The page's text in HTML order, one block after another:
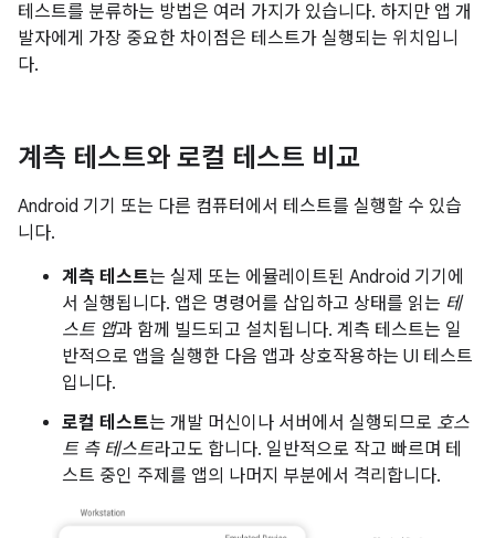
테스트를 분류하는 방법은 여러 가지가 있습니다. 하지만 앱 개
발자에게 가장 중요한 차이점은 테스트가 실행되는 위치입니
다.
계측 테스트와 로컬 테스트 비교
Android 기기 또는 다른 컴퓨터에서 테스트를 실행할 수 있습
니다.
계측 테스트는 실제 또는 에뮬레이트된 Android 기기에
서 실행됩니다. 앱은 명령어를 삽입하고 상태를 읽는 테
스트 앱과 함께 빌드되고 설치됩니다. 계측 테스트는 일
반적으로 앱을 실행한 다음 앱과 상호작용하는 UI 테스트
입니다.
로컬 테스트는 개발 머신이나 서버에서 실행되므로 호스
트 측 테스트라고도 합니다. 일반적으로 작고 빠르며 테
스트 중인 주제를 앱의 나머지 부분에서 격리합니다.